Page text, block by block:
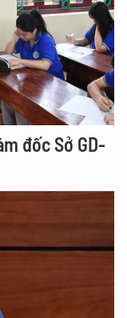
đốc Sở GD-